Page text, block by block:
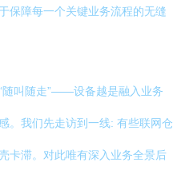
保障每一个关键业务流程的无缝
随叫随走”——设备越是融入业务
。我们先走访到一线: 有些联网仓
卡滞。对此唯有深入业务全景后